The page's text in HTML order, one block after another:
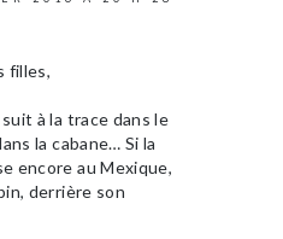
filles,
à la trace dans le
la cabane… Si la
encore au Mexique,
derrière son